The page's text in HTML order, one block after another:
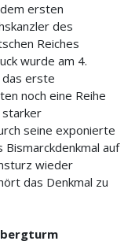
ersten
des
Reiches
wurde am 4.
erste
noch eine Reihe
starker
seine exponierte
auf
wieder
das Denkmal zu